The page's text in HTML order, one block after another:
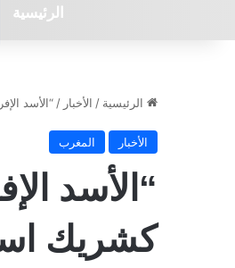
الرئيسية
الرئيسية / الأخبار / “الأسد الإفريقي 2026” يعزز مكانة المغرب
الأخبار المغرب
كشريك